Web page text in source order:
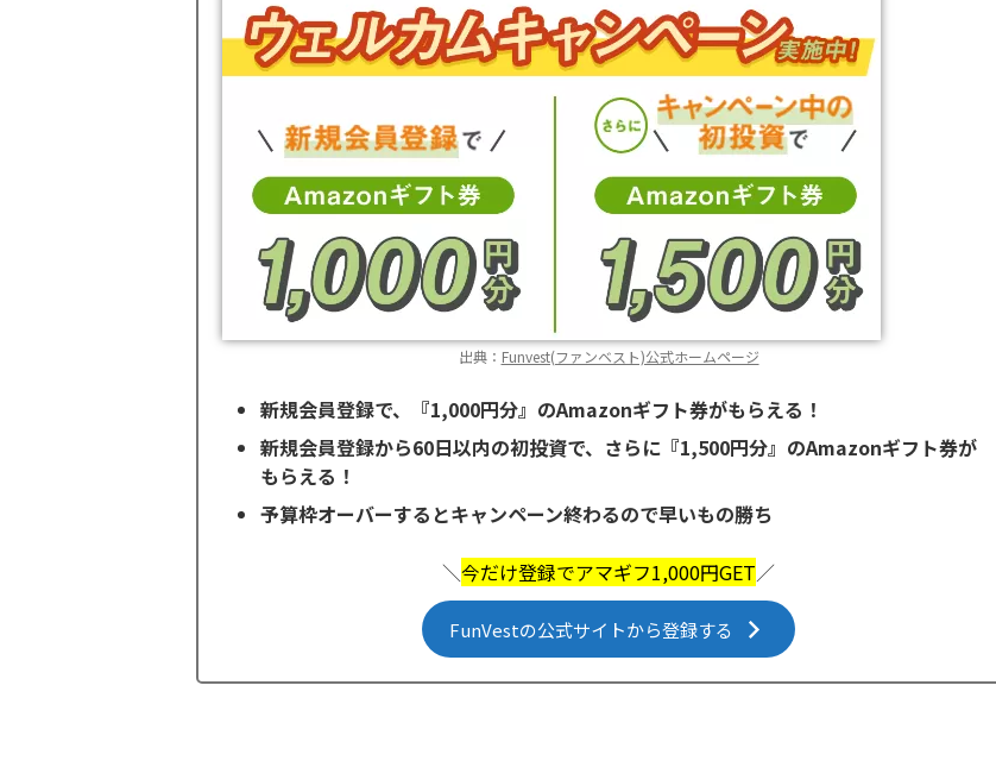
出典： Funvest(ファンベスト)公式ホームページ
新規会員登録で、『1,000円分』のAmazonギフト券がもらえる！
新規会員登録から60日以内の初投資で、さらに『1,500円分』のAmazonギフト券が
もらえる！
予算枠オーバーするとキャンペーン終わるので早いもの勝ち
＼今だけ登録でアマギフ1,000円GET／
FunVestの公式サイトから登録する